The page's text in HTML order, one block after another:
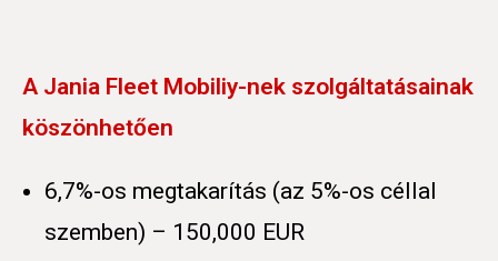
A Jania Fleet Mobiliy-nek szolgáltatásainak
köszönhetően
6,7%-os megtakarítás (az 5%-os céllal
szemben) – 150,000 EUR